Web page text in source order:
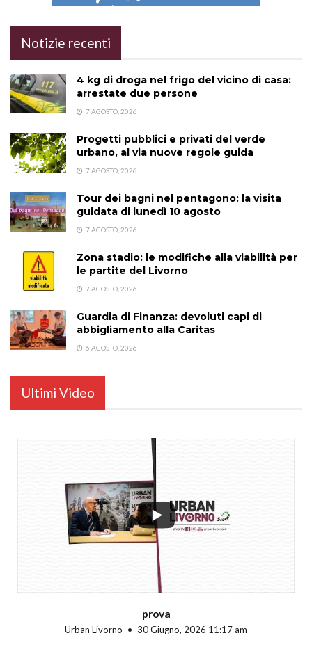
Notizie recenti
4 kg di droga nel frigo del vicino di casa:
arrestate due persone
7 AGOSTO, 2026
Progetti pubblici e privati del verde
urbano, al via nuove regole guida
7 AGOSTO, 2026
Tour dei bagni nel pentagono: la visita
guidata di lunedì 10 agosto
7 AGOSTO, 2026
Zona stadio: le modifiche alla viabilità per
le partite del Livorno
7 AGOSTO, 2026
Guardia di Finanza: devoluti capi di
abbigliamento alla Caritas
6 AGOSTO, 2026
Ultimi Video
prova
Urban Livorno 30 Giugno, 2026 11:17 am